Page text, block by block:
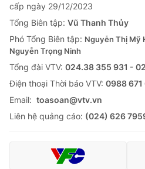
cấp ngày 29/12/2023
Tổng Biên tập: Vũ Thanh Thủy
Phó Tổng Biên tập: Nguyễn Thị Mỹ
Nguyễn Trọng Ninh
Tổng đài VTV: 024.38 355 931 -
Ðiện thoại Thời báo VTV: 0988 671
Email: toasoan@vtv.vn
Liên hệ quảng cáo: (024) 626